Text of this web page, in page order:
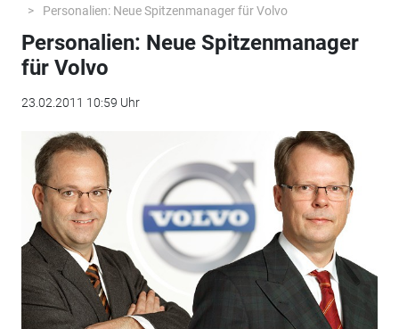
Personalien: Neue Spitzenmanager für Volvo
Personalien: Neue Spitzenmanager
für Volvo
23.02.2011 10:59 Uhr